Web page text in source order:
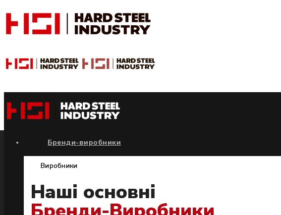
Бренди-виробники
Виробники
Наші основні